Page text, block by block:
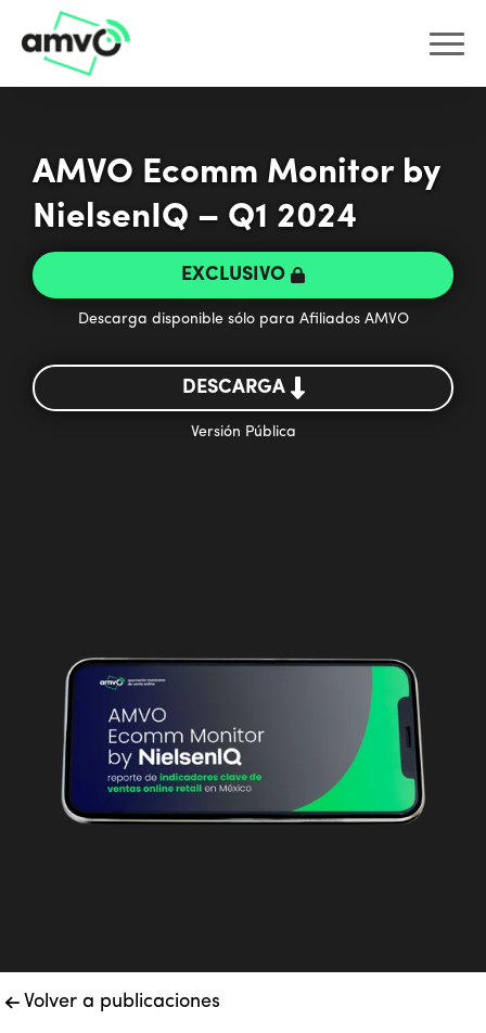
AMVO Ecomm Monitor by
NielsenIQ – Q1 2024
EXCLUSIVO
Descarga disponible sólo para Afiliados AMVO
DESCARGA
Versión Pública
Volver a publicaciones